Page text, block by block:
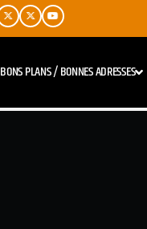
BONS PLANS / BONNES ADRESSES